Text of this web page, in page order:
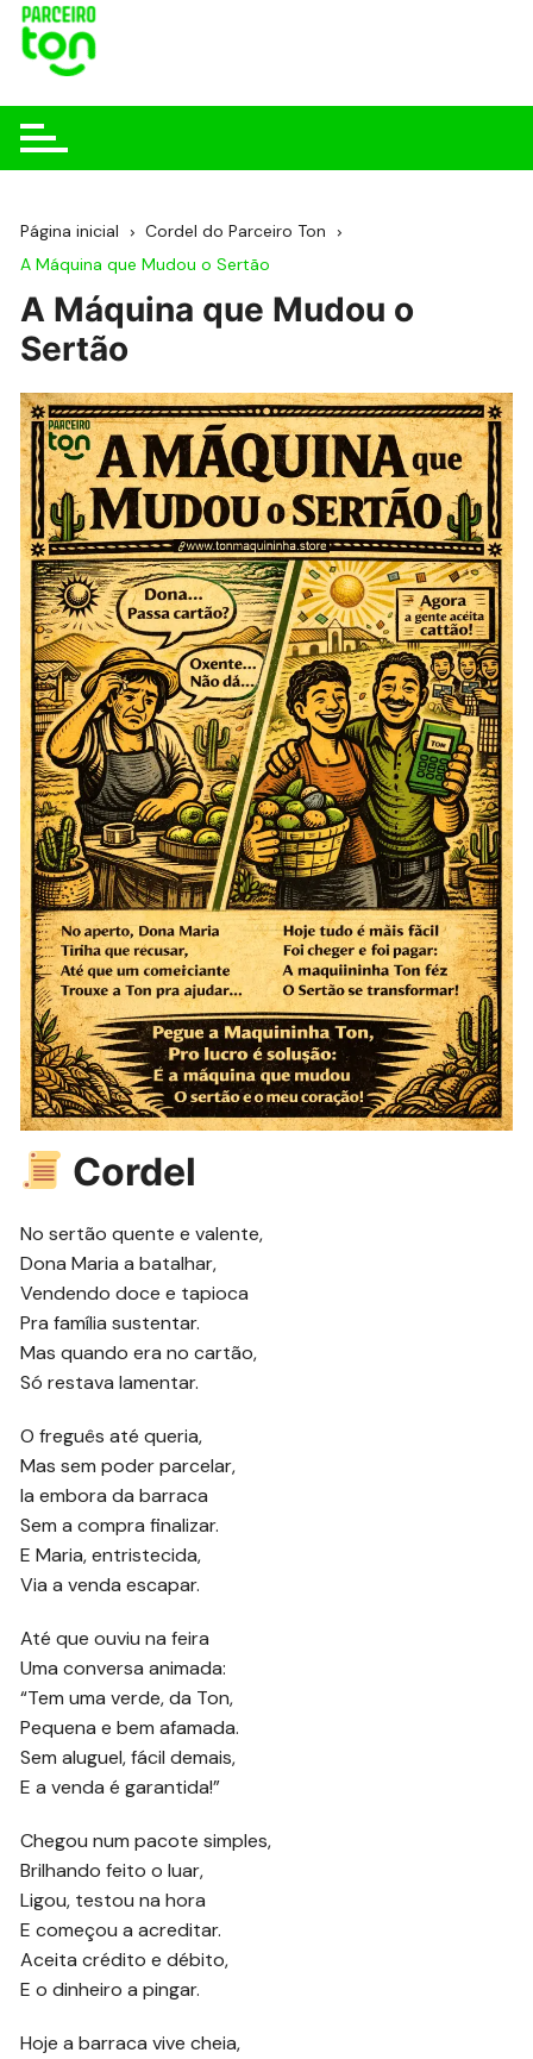
Página inicial
Cordel do Parceiro Ton
A Máquina que Mudou o Sertão
A Máquina que Mudou o
Sertão
Cordel
No sertão quente e valente,
Dona Maria a batalhar,
Vendendo doce e tapioca
Pra família sustentar.
Mas quando era no cartão,
Só restava lamentar.
O freguês até queria,
Mas sem poder parcelar,
Ia embora da barraca
Sem a compra finalizar.
E Maria, entristecida,
Via a venda escapar.
Até que ouviu na feira
Uma conversa animada:
“Tem uma verde, da Ton,
Pequena e bem afamada.
Sem aluguel, fácil demais,
E a venda é garantida!”
Chegou num pacote simples,
Brilhando feito o luar,
Ligou, testou na hora
E começou a acreditar.
Aceita crédito e débito,
E o dinheiro a pingar.
Hoje a barraca vive cheia,